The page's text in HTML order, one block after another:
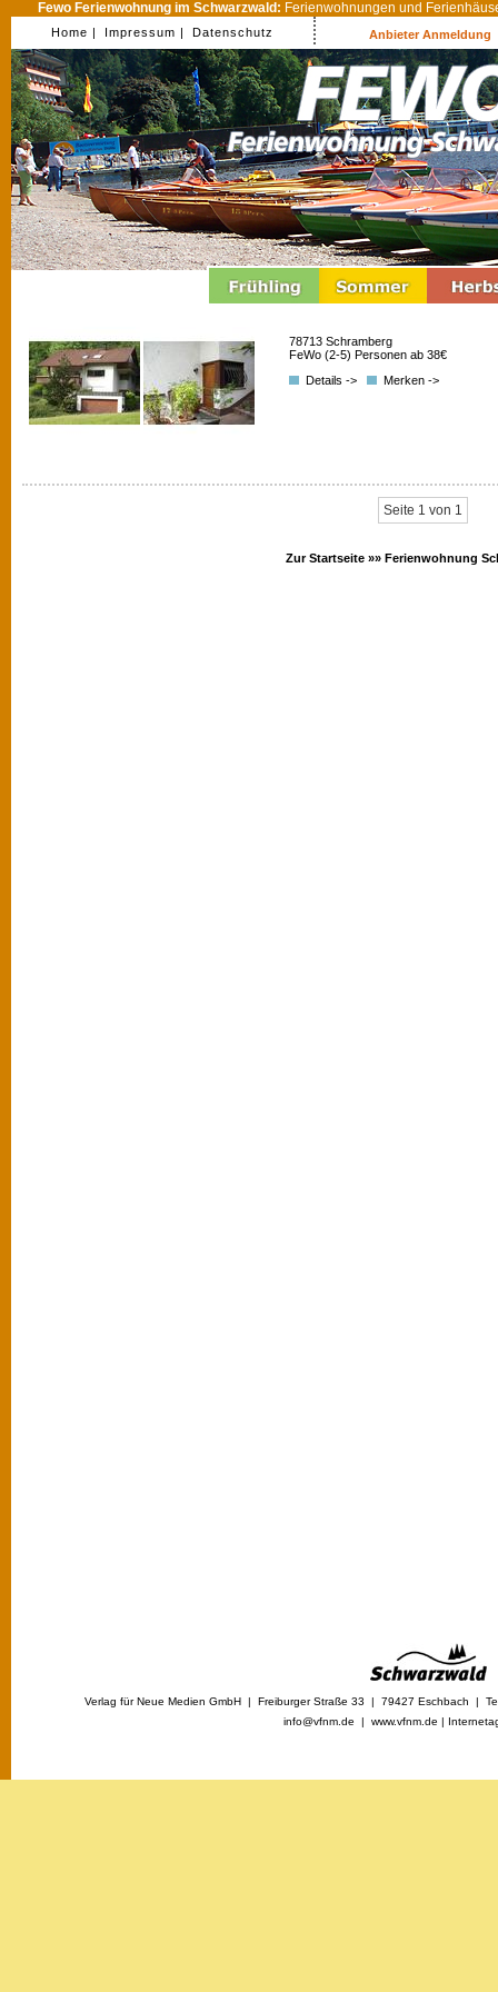
Fewo Ferienwohnung im Schwarzwald: Ferienwohnungen und
Home | Impressum | Datenschutz Anbieter Anmeldung
78713 Schramberg
FeWo (2-5) Personen ab 38€
Details ->
Merken ->
Seite 1 von 1
Zur Startseite »» Ferienwohnung
Verlag für Neue Medien GmbH | Freiburger Straße 33 | 79427 Eschbach |
info@vfnm.de | www.vfnm.de |